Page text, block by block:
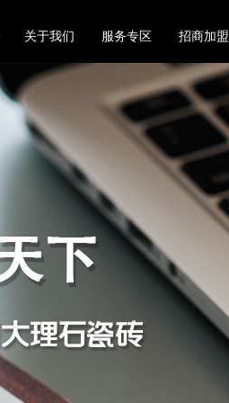
关于我们 服务专区 招商加盟